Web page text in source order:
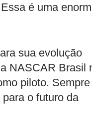
é uma
sua evolução
NASCAR Brasil
piloto. Sempre
o futuro da